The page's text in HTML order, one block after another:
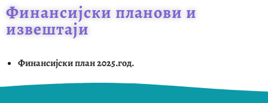
Финансијски планови и
извештаји
Финансијски план 2025.год.